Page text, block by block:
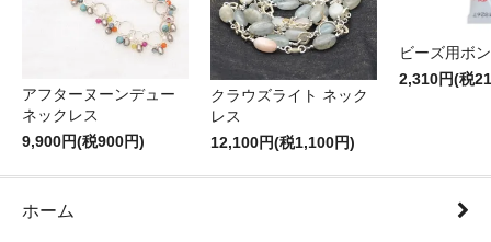
アフターヌーンデュー
ネックレス
9,900円(税900円)
クラウズライト ネック
レス
12,100円(税1,100円)
ビーズ用ボ
2,310円(税
ホーム